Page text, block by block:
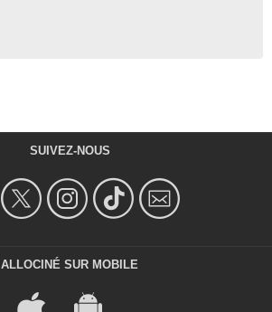
SUIVEZ-NOUS
ALLOCINÉ SUR MOBILE